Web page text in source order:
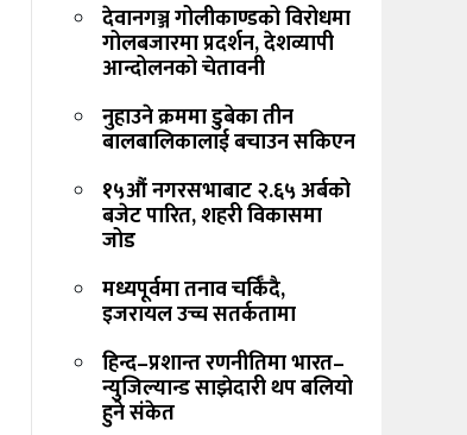
देवानगञ्ज गोलीकाण्डको विरोधमा
गोलबजारमा प्रदर्शन, देशव्यापी
आन्दोलनको चेतावनी
नुहाउने क्रममा डुबेका तीन
बालबालिकालाई बचाउन सकिएन
१५औं नगरसभाबाट २.६५ अर्बको
बजेट पारित, शहरी विकासमा
जोड
मध्यपूर्वमा तनाव चर्किँदै,
इजरायल उच्च सतर्कतामा
हिन्द–प्रशान्त रणनीतिमा भारत–
न्युजिल्यान्ड साझेदारी थप बलियो
हुने संकेत